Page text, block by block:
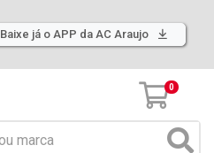
Baixe já o APP da AC Araujo
0